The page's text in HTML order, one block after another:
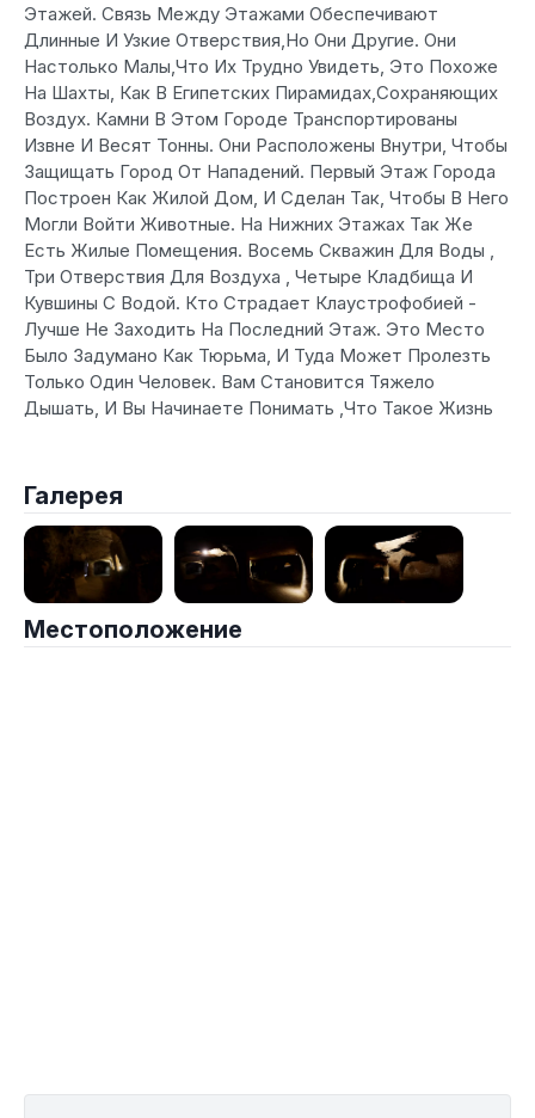
Этажей. Связь Между Этажами Обеспечивают
Длинные И Узкие Отверствия,Но Они Другие. Они
Настолько Малы,Что Их Трудно Увидеть, Это Похоже
На Шахты, Как В Египетских Пирамидах,Сохраняющих
Воздух. Камни В Этом Городе Транспортированы
Извне И Весят Тонны. Они Расположены Внутри, Чтобы
Защищать Город От Нападений. Первый Этаж Города
Построен Как Жилой Дом, И Сделан Так, Чтобы В Него
Могли Войти Животные. На Нижних Этажах Так Же
Есть Жилые Помещения. Восемь Скважин Для Воды ,
Три Отверствия Для Воздуха , Четыре Кладбища И
Кувшины С Водой. Кто Страдает Клаустрофобией -
Лучше Не Заходить На Последний Этаж. Это Место
Было Задумано Как Тюрьма, И Туда Может Пролезть
Только Один Человек. Вам Становится Тяжело
Дышать, И Вы Начинаете Понимать ,Что Такое Жизнь
Галерея
Местоположение